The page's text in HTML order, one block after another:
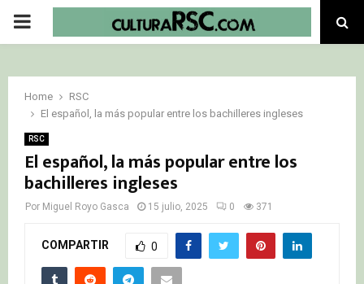
PRIMARY
Home
RSC
El español, la más popular entre los bachilleres ingleses
RSC
El español, la más popular entre los
bachilleres ingleses
Por Miguel Royo Gasca 15 julio, 2025 0 371
COMPARTIR 0